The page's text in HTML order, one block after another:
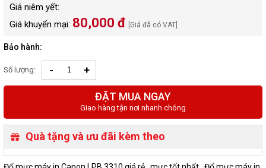
Giá niêm yết:
Giá khuyến mại: 80,000 đ [Giá đã có VAT]
Bảo hành:
Số lượng: - +
ĐẶT MUA NGAY
Giao hàng tận nơi nhanh chóng
Quà tặng và ưu đãi kèm theo